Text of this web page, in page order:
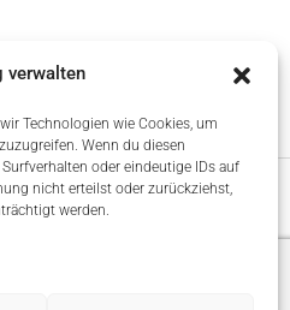
verwalten
Technologien wie Cookies, um
Wenn du diesen
oder eindeutige IDs auf
nicht erteilst oder zurückziehst,
werden.